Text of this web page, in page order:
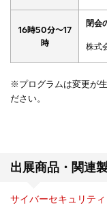
16時50分～17
時
閉会
株式
※プログラムは変更が
ださい。
出展商品・関連
サイバーセキュリティ